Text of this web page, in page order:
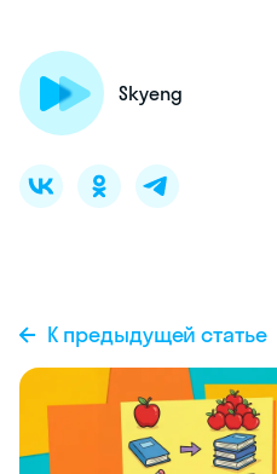
Skyeng
К предыдущей статье